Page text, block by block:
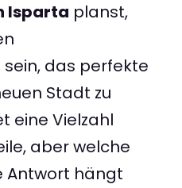
Isparta planst,
das perfekte
Stadt zu
eine Vielzahl
aber welche
Antwort hängt